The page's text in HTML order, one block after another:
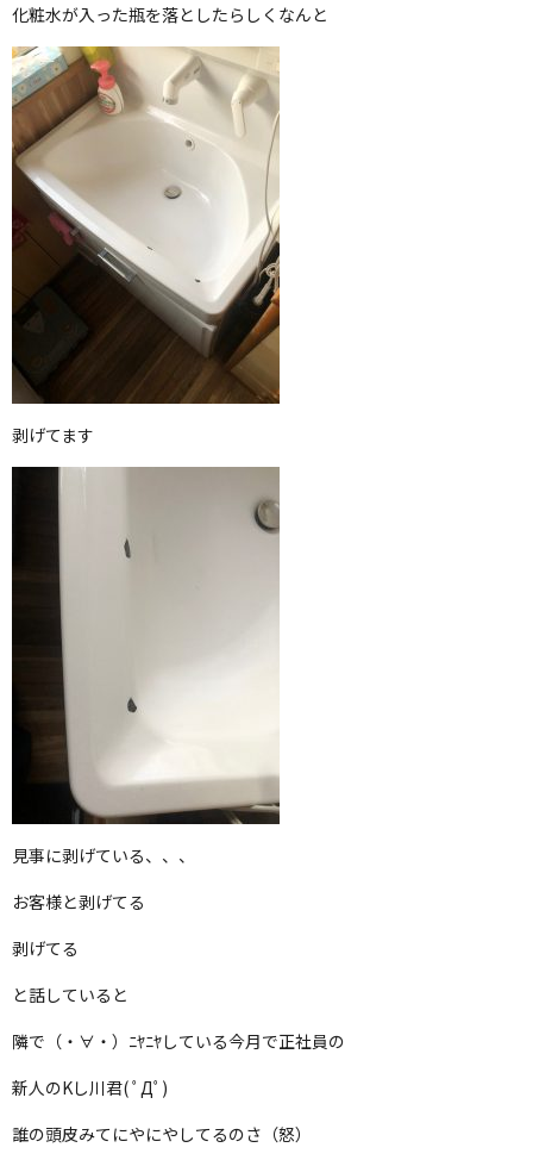
化粧水が入った瓶を落としたらしくなんと
剥げてます
見事に剥げている、、、
お客様と剥げてる
剥げてる
と話していると
隣で（・∀・）ﾆﾔﾆﾔしている今月で正社員の
新人のKし川君( ﾟДﾟ)
誰の頭皮みてにやにやしてるのさ（怒）